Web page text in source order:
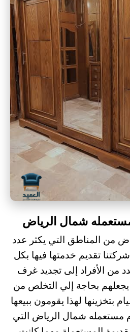
شمال الرياض
من المناطق التي يكثر عدد
تقديم خدمتها فيها بكل
من الأفراد إلى تجديد غرف
يجعلهم بحاجة إلي التخلص من
بتخزينها لهذا يقومون ببيعها
مستعمله شمال الرياض التي